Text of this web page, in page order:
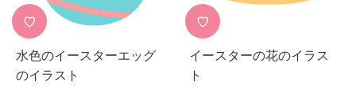
♡
水色のイースターエッグ
のイラスト
♡
イースターの花のイラス
ト